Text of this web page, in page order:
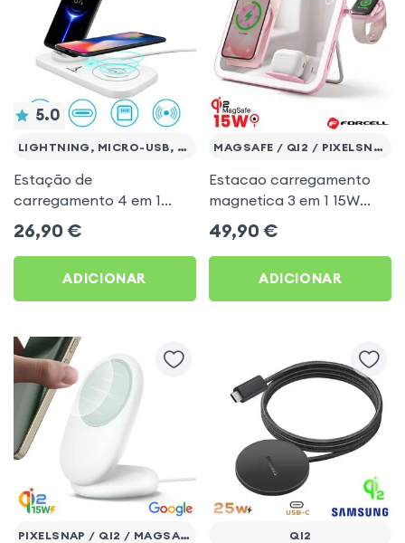
5.0
LIGHTNING, MICRO-USB, USB-C,QI
Estação de
carregamento 4 em 1
USB-C / Lightning /
Micro-USB / QI, Akashi -
Branco
26,90 €
ADICIONAR
MAGSAFE / QI2 / PIXELSNAP
Estacao carregamento
magnetica 3 em 1 15W
espelho LED Forcell Mag
Mirror Rosa
49,90 €
ADICIONAR
PIXELSNAP / QI2 / MAGSAFE QI2